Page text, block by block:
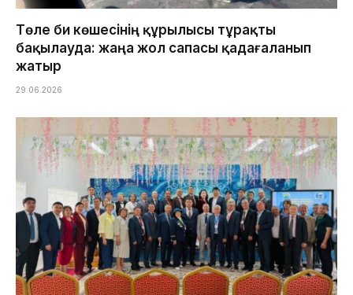
Төле би көшесінің құрылысы тұрақты
бақылауда: жаңа жол сапасы қадағаланып
жатыр
29.06.2026